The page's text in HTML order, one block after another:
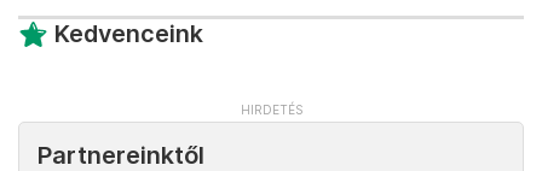
Kedvenceink
Partnereinktől